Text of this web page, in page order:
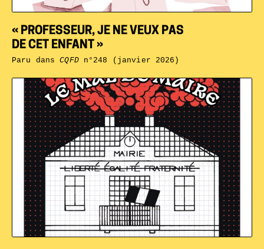
« PROFESSEUR, JE NE VEUX PAS
DE CET ENFANT »
Paru dansCQFDn°248 (janvier 2026)